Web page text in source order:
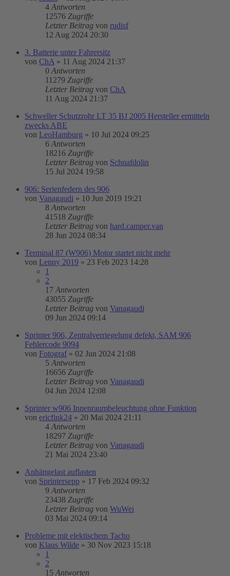
4 Antworten
12576 Zugriffe
Letzter Beitrag von rudisf
12 Aug 2024 20:30
3. Batterie unter Fahrersitz
von ChA » 11 Aug 2024 21:37
0 Antworten
11279 Zugriffe
Letzter Beitrag von ChA
11 Aug 2024 21:37
Schweller Schutzrohr LT 35 BJ 2005 Hersteller ermitteln
zwecks ABE
von LeoHamburg » 10 Jul 2024 09:25
6 Antworten
18216 Zugriffe
Letzter Beitrag von Schnafdolin
15 Jul 2024 19:58
906: Serienfedern des 906
von Vanagaudi » 10 Jun 2019 19:21
8 Antworten
41518 Zugriffe
Letzter Beitrag von hard.camper.van
28 Jun 2024 08:34
Terminal 87 (W906) Motor startet nicht mehr
von Lenny 2019 » 23 Feb 2023 14:28
1
2
17 Antworten
43055 Zugriffe
Letzter Beitrag von Vanagaudi
09 Jun 2024 09:14
Sprinter 906, Zentralverriegelung defekt, SAM 906
Fehlercode 9094
von Fotograf » 02 Jun 2024 21:08
5 Antworten
16656 Zugriffe
Letzter Beitrag von Vanagaudi
04 Jun 2024 12:08
Sprinter w906 Innenraumbeleuchtung ohne Funktion
von ericfink24 » 20 Mai 2024 21:11
4 Antworten
18297 Zugriffe
Letzter Beitrag von Vanagaudi
21 Mai 2024 23:40
Anhängelast auflasten
von Sprintersepp » 17 Feb 2024 09:32
9 Antworten
23438 Zugriffe
Letzter Beitrag von WuWei
03 Mai 2024 09:14
Probleme mit elektischem Tacho
von Klaus Wilde » 30 Nov 2023 15:18
1
2
15 Antworten